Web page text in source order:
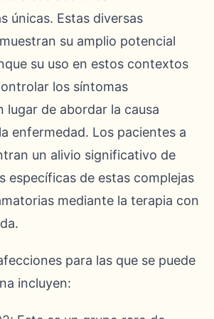
únicas. Estas diversas
su amplio potencial
su uso en estos contextos
los síntomas
lugar de abordar la causa
enfermedad. Los pacientes a
un alivio significativo de
específicas de estas complejas
mediante la terapia con
para las que se puede
incluyen: